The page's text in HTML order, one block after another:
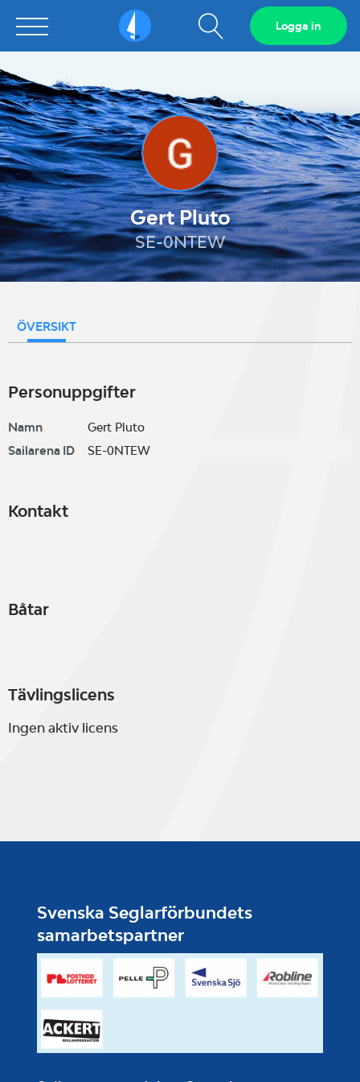
Sailarena Visa
sökfält
Logga in
Gert Pluto
SE-0NTEW
ÖVERSIKT
Personuppgifter
Namn
Gert Pluto
Sailarena ID
SE-0NTEW
Kontakt
Båtar
Tävlingslicens
Ingen aktiv licens
Svenska Seglarförbundets
samarbetspartner